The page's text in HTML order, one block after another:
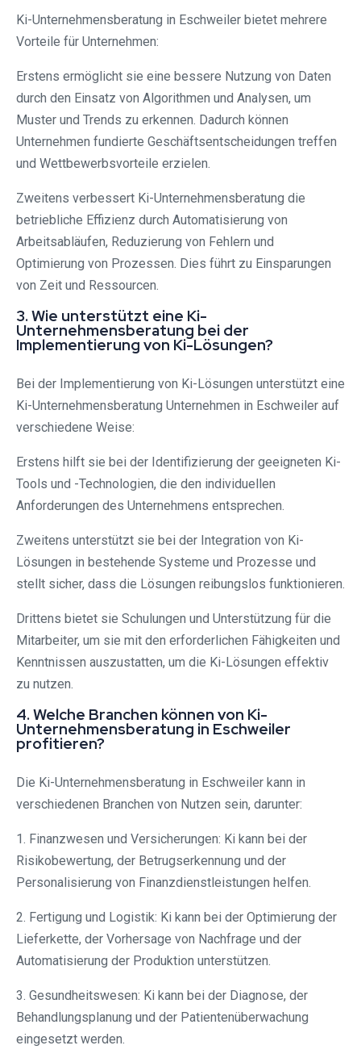
Ki-Unternehmensberatung in Eschweiler bietet mehrere
Vorteile für Unternehmen:
Erstens ermöglicht sie eine bessere Nutzung von Daten
durch den Einsatz von Algorithmen und Analysen, um
Muster und Trends zu erkennen. Dadurch können
Unternehmen fundierte Geschäftsentscheidungen treffen
und Wettbewerbsvorteile erzielen.
Zweitens verbessert Ki-Unternehmensberatung die
betriebliche Effizienz durch Automatisierung von
Arbeitsabläufen, Reduzierung von Fehlern und
Optimierung von Prozessen. Dies führt zu Einsparungen
von Zeit und Ressourcen.
3. Wie unterstützt eine Ki-
Unternehmensberatung bei der
Implementierung von Ki-Lösungen?
Bei der Implementierung von Ki-Lösungen unterstützt eine
Ki-Unternehmensberatung Unternehmen in Eschweiler auf
verschiedene Weise:
Erstens hilft sie bei der Identifizierung der geeigneten Ki-
Tools und -Technologien, die den individuellen
Anforderungen des Unternehmens entsprechen.
Zweitens unterstützt sie bei der Integration von Ki-
Lösungen in bestehende Systeme und Prozesse und
stellt sicher, dass die Lösungen reibungslos funktionieren.
Drittens bietet sie Schulungen und Unterstützung für die
Mitarbeiter, um sie mit den erforderlichen Fähigkeiten und
Kenntnissen auszustatten, um die Ki-Lösungen effektiv
zu nutzen.
4. Welche Branchen können von Ki-
Unternehmensberatung in Eschweiler
profitieren?
Die Ki-Unternehmensberatung in Eschweiler kann in
verschiedenen Branchen von Nutzen sein, darunter:
1. Finanzwesen und Versicherungen: Ki kann bei der
Risikobewertung, der Betrugserkennung und der
Personalisierung von Finanzdienstleistungen helfen.
2. Fertigung und Logistik: Ki kann bei der Optimierung der
Lieferkette, der Vorhersage von Nachfrage und der
Automatisierung der Produktion unterstützen.
3. Gesundheitswesen: Ki kann bei der Diagnose, der
Behandlungsplanung und der Patientenüberwachung
eingesetzt werden.